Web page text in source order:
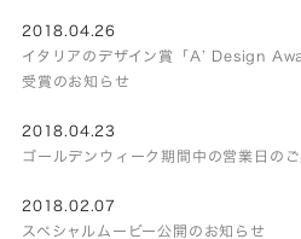
2018.04.26
イタリアのデザイン賞「A’ Design
受賞のお知らせ
2018.04.23
ゴールデンウィーク期間中の営業日のご
2018.02.07
スペシャルムービー公開のお知らせ